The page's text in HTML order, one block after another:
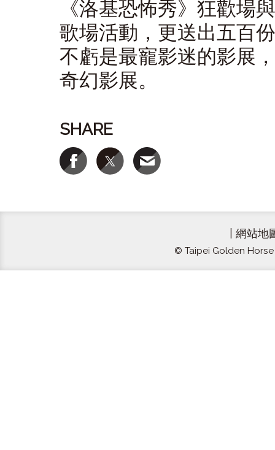
《洛基恐怖秀》狂歡場
歌場活動，更送出五百
不虧是最寵影迷的影展
奇幻影展。
SHARE
網站地
© Taipei Golden